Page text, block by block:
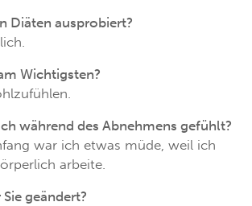
Diäten ausprobiert?
Wichtigsten?
während des ­Abnehmens gefühlt?
war ich etwas müde, weil ich
arbeite.
geändert?